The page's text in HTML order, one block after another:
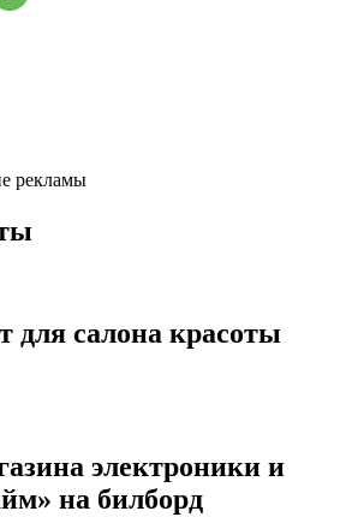
рекламы
для салона красоты
электроники и
на билборд